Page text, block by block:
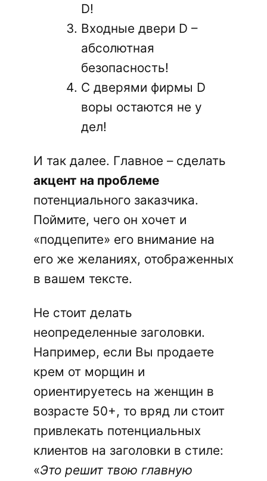
D!
Входные двери D –
абсолютная
безопасность!
С дверями фирмы D
воры остаются не у
дел!
И так далее. Главное – сделать
акцент на проблеме
потенциального заказчика.
Поймите, чего он хочет и
«подцепите» его внимание на
его же желаниях, отображенных
в вашем тексте.
Не стоит делать
неопределенные заголовки.
Например, если Вы продаете
крем от морщин и
ориентируетесь на женщин в
возрасте 50+, то вряд ли стоит
привлекать потенциальных
клиентов на заголовки в стиле:
«Это решит твою главную